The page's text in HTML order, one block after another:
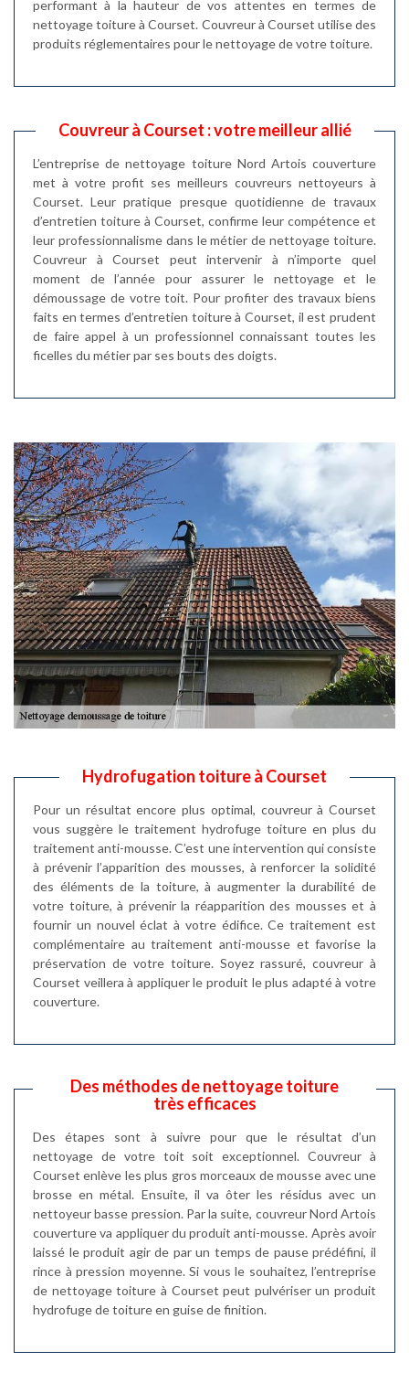
performant à la hauteur de vos attentes en termes de
nettoyage toiture à Courset. Couvreur à Courset utilise des
produits réglementaires pour le nettoyage de votre toiture.
Couvreur à Courset : votre meilleur allié
L’entreprise de nettoyage toiture Nord Artois couverture
met à votre profit ses meilleurs couvreurs nettoyeurs à
Courset. Leur pratique presque quotidienne de travaux
d’entretien toiture à Courset, confirme leur compétence et
leur professionnalisme dans le métier de nettoyage toiture.
Couvreur à Courset peut intervenir à n’importe quel
moment de l’année pour assurer le nettoyage et le
démoussage de votre toit. Pour profiter des travaux biens
faits en termes d’entretien toiture à Courset, il est prudent
de faire appel à un professionnel connaissant toutes les
ficelles du métier par ses bouts des doigts.
Hydrofugation toiture à Courset
Pour un résultat encore plus optimal, couvreur à Courset
vous suggère le traitement hydrofuge toiture en plus du
traitement anti-mousse. C’est une intervention qui consiste
à prévenir l’apparition des mousses, à renforcer la solidité
des éléments de la toiture, à augmenter la durabilité de
votre toiture, à prévenir la réapparition des mousses et à
fournir un nouvel éclat à votre édifice. Ce traitement est
complémentaire au traitement anti-mousse et favorise la
préservation de votre toiture. Soyez rassuré, couvreur à
Courset veillera à appliquer le produit le plus adapté à votre
couverture.
Des méthodes de nettoyage toiture
très efficaces
Des étapes sont à suivre pour que le résultat d’un
nettoyage de votre toit soit exceptionnel. Couvreur à
Courset enlève les plus gros morceaux de mousse avec une
brosse en métal. Ensuite, il va ôter les résidus avec un
nettoyeur basse pression. Par la suite, couvreur Nord Artois
couverture va appliquer du produit anti-mousse. Après avoir
laissé le produit agir de par un temps de pause prédéfini, il
rince à pression moyenne. Si vous le souhaitez, l’entreprise
de nettoyage toiture à Courset peut pulvériser un produit
hydrofuge de toiture en guise de finition.